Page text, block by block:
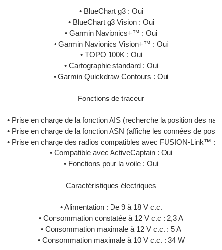
• BlueChart g3 : Oui
• BlueChart g3 Vision : Oui
• Garmin Navionics+™ : Oui
• Garmin Navionics Vision+™ : Oui
• TOPO 100K : Oui
• Cartographie standard : Oui
• Garmin Quickdraw Contours : Oui
Fonctions de traceur
• Prise en charge de la fonction AIS (recherche la position des
• Prise en charge de la fonction ASN (affiche les données de
• Prise en charge des radios compatibles avec FUSION-Link™ :
• Compatible avec ActiveCaptain : Oui
• Fonctions pour la voile : Oui
Caractéristiques électriques
• Alimentation : De 9 à 18 V c.c.
• Consommation constatée à 12 V c.c : 2,3 A
• Consommation maximale à 12 V c.c. : 5 A
• Consommation maximale à 10 V c.c. : 34 W